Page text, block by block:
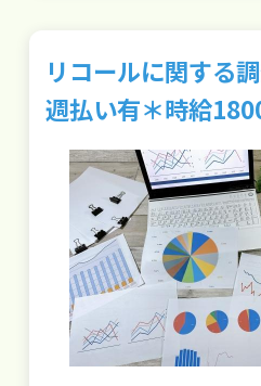
リコールに関する
週払い有＊時給